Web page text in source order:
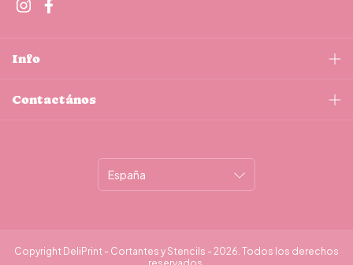
Info
Contactános
Copyright DeliPrint - Cortantes y Stencils - 2026. Todos los derechos